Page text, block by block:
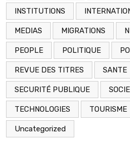
INSTITUTIONS
MEDIAS MIGRATIONS
PEOPLE POLITIQUE
REVUE DES TITRES SANTE
SECURITÉ PUBLIQUE
TECHNOLOGIES TOURISME
Uncategorized